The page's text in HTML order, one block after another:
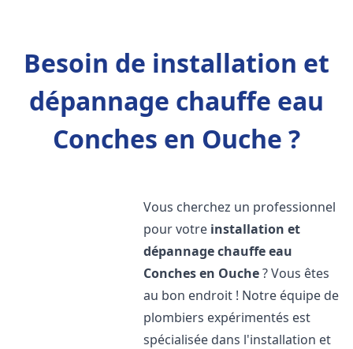
Besoin de installation et
dépannage chauffe eau
Conches en Ouche ?
Vous cherchez un professionnel
pour votre installation et
dépannage chauffe eau
Conches en Ouche? Vous êtes
au bon endroit ! Notre équipe de
plombiers expérimentés est
spécialisée dans l'installation et